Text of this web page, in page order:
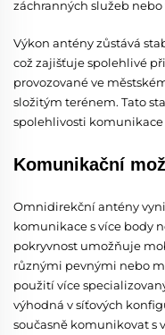
záchranných služeb
Výkon antény zůstává
což zajišťuje spolehlivé
provozované ve
složitým terénem. Tato
spolehlivosti
Komunikační
Omnidirekční antény
komunikace s více body
pokryvnost umožňuje
různými pevnými nebo
použití více
výhodná v síťových
současně komunikovat s